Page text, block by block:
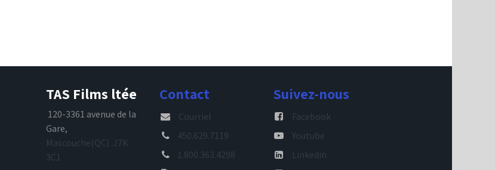
TAS Films ltée
120-3361 avenue de la
Gare,
Mascouche(QC) J7K
3C1
Contact
Courriel
450.629.7119
1.800.363.4298
Suivez-nous
Facebook
Youtube
Linkedin